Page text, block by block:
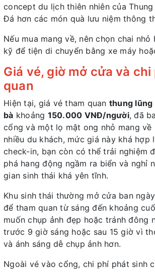
concept du lịch thiên nhiên của
Đá hơn các món quà lưu niệm thông
Nếu mua mang về, nên chọn chai nhỏ
kỹ để tiện di chuyển bằng xe máy
Giá vé, giờ mở cửa và
quan
Hiện tại, giá vé tham quan thung lũng
bà khoảng 150.000 VNĐ/người, đã
cổng và một lọ mật ong nhỏ mang về
nhiều du khách, mức giá này khá hợp
check-in, bạn còn có thể trải nghiệm
phá hang động ngầm ra biển và nghỉ
gian sinh thái khá yên tĩnh.
Khu sinh thái thường mở cửa ban
để tham quan từ sáng đến khoảng
muốn chụp ảnh đẹp hoặc tránh đông
trước 9 giờ sáng hoặc sau 15 giờ vì
và ánh sáng dễ chụp ảnh hơn.
Ngoài vé vào cổng, chi phí phát sinh